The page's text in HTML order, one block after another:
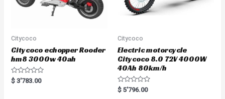
Citycoco
Citycoco echopper Rooder
hm8 3000w 40ah
R
a
$ 3'783.00
Citycoco
Electric motorcycle
Citycoco 8.0 72V 4000W
40Ah 80km/h
R
a
$ 5'796.00